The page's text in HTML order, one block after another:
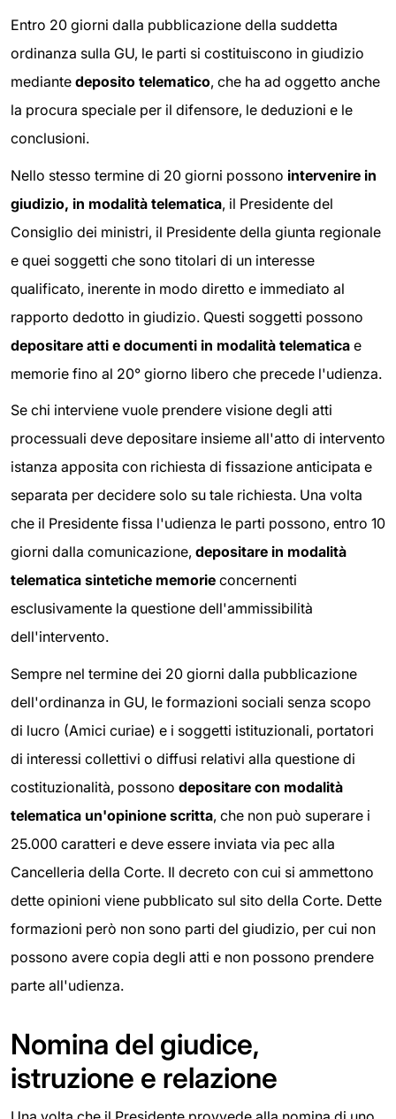
Entro 20 giorni dalla pubblicazione della suddetta
ordinanza sulla GU, le parti si costituiscono in giudizio
mediante deposito telematico, che ha ad oggetto anche
la procura speciale per il difensore, le deduzioni e le
conclusioni.
Nello stesso termine di 20 giorni possono intervenire in
giudizio, in modalità telematica, il Presidente del
Consiglio dei ministri, il Presidente della giunta regionale
e quei soggetti che sono titolari di un interesse
qualificato, inerente in modo diretto e immediato al
rapporto dedotto in giudizio. Questi soggetti possono
depositare atti e documenti in modalità telematica e
memorie fino al 20° giorno libero che precede l'udienza.
Se chi interviene vuole prendere visione degli atti
processuali deve depositare insieme all'atto di intervento
istanza apposita con richiesta di fissazione anticipata e
separata per decidere solo su tale richiesta. Una volta
che il Presidente fissa l'udienza le parti possono, entro 10
giorni dalla comunicazione, depositare in modalità
telematica sintetiche memorie concernenti
esclusivamente la questione dell'ammissibilità
dell'intervento.
Sempre nel termine dei 20 giorni dalla pubblicazione
dell'ordinanza in GU, le formazioni sociali senza scopo
di lucro (Amici curiae) e i soggetti istituzionali, portatori
di interessi collettivi o diffusi relativi alla questione di
costituzionalità, possono depositare con modalità
telematica un'opinione scritta, che non può superare i
25.000 caratteri e deve essere inviata via pec alla
Cancelleria della Corte. Il decreto con cui si ammettono
dette opinioni viene pubblicato sul sito della Corte. Dette
formazioni però non sono parti del giudizio, per cui non
possono avere copia degli atti e non possono prendere
parte all'udienza.
Nomina del giudice,
istruzione e relazione